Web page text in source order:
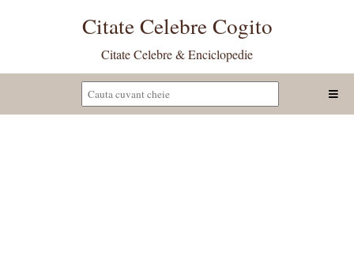
Citate Celebre Cogito
Citate Celebre & Enciclopedie